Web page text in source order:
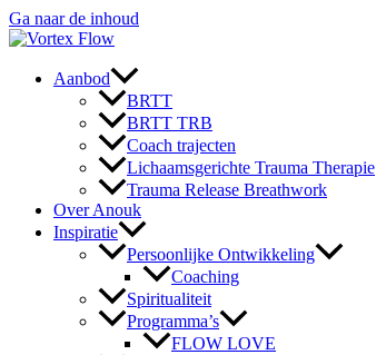
Ga naar de inhoud
Aanbod
BRTT
BRTT TRB
Coach trajecten
Lichaamsgerichte Trauma Therapie
Trauma Release Breathwork
Over Anouk
Inspiratie
Persoonlijke Ontwikkeling
Coaching
Spiritualiteit
Programma’s
FLOW LOVE